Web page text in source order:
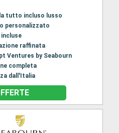
tutto incluso lusso
personalizzato
incluse
raffinata
Ventures by Seabourn
completa
dall'Italia